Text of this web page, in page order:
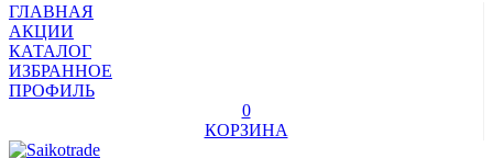
ГЛАВНАЯ
АКЦИИ
КАТАЛОГ
ИЗБРАННОЕ
ПРОФИЛЬ
0
КОРЗИНА